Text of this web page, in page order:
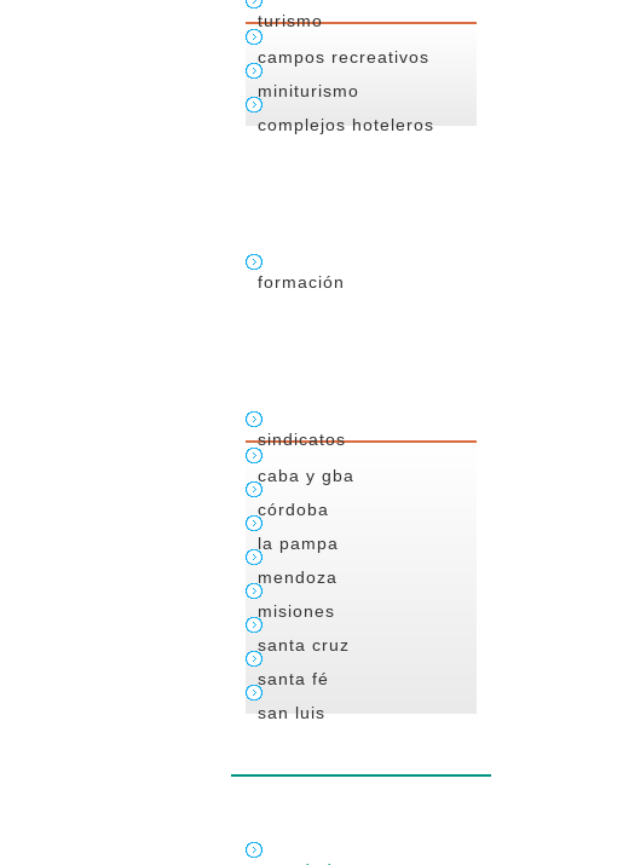
turismo
campos recreativos
miniturismo
complejos hoteleros
formación
sindicatos
caba y gba
córdoba
la pampa
mendoza
misiones
santa cruz
santa fé
san luis